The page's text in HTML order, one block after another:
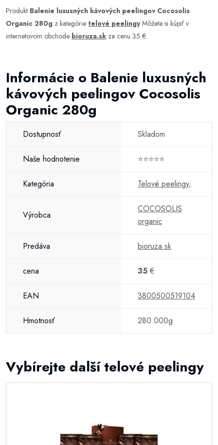
Produkt Balenie luxusných kávových peelingov Cocosolis
Organic 280g z kategórie telové peelingyMôžete si kúpiť v
internetovom obchode bioruza.sk za cenu 35 €.
Informácie o Balenie luxusných
kávových peelingov Cocosolis
Organic 280g
Dostupnosť Skladom
Naše hodnotenie ⭐⭐⭐⭐⭐
Kategória Telové peelingy,
Výrobca
COCOSOLIS
organic
Predáva bioruza.sk
cena 35 €
EAN 3800500519104
Hmotnosť 280.000g
Vybírejte další telové peelingy